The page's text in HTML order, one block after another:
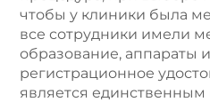
чтобы у клиники была
все сотрудники имели
образование, аппараты
регистрационное
является единственным